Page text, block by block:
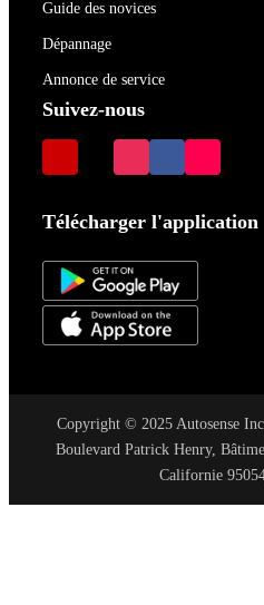
Guide des novices
Dépannage
Annonce de service
Suivez-nous
Télécharger l'application
Copyright © 2025 Autosense
Boulevard Patrick Henry,
Californie